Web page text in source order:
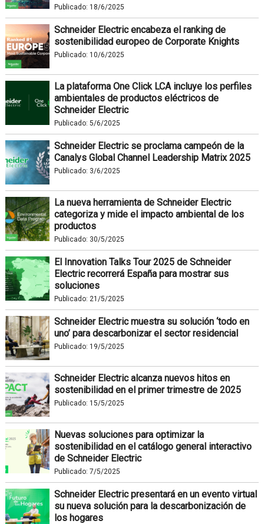
Publicado: 18/6/2025
Schneider Electric encabeza el ranking de
sostenibilidad europeo de Corporate Knights
Publicado: 10/6/2025
La plataforma One Click LCA incluye los perfiles
ambientales de productos eléctricos de
Schneider Electric
Publicado: 5/6/2025
Schneider Electric se proclama campeón de la
Canalys Global Channel Leadership Matrix 2025
Publicado: 3/6/2025
La nueva herramienta de Schneider Electric
categoriza y mide el impacto ambiental de los
productos
Publicado: 30/5/2025
El Innovation Talks Tour 2025 de Schneider
Electric recorrerá España para mostrar sus
soluciones
Publicado: 21/5/2025
Schneider Electric muestra su solución ‘todo en
uno’ para descarbonizar el sector residencial
Publicado: 19/5/2025
Schneider Electric alcanza nuevos hitos en
sostenibilidad en el primer trimestre de 2025
Publicado: 15/5/2025
Nuevas soluciones para optimizar la
sostenibilidad en el catálogo general interactivo
de Schneider Electric
Publicado: 7/5/2025
Schneider Electric presentará en un evento virtual
su nueva solución para la descarbonización de
los hogares